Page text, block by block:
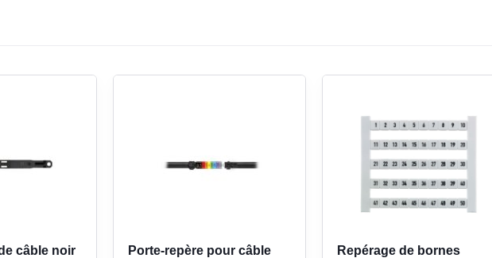
câblé. Il s’intègre facilement dans une logique de repérage
chaque fil doit être repéré individuellement avec une numérotation
câble noir
Porte-repère pour câble
Repérage de bornes